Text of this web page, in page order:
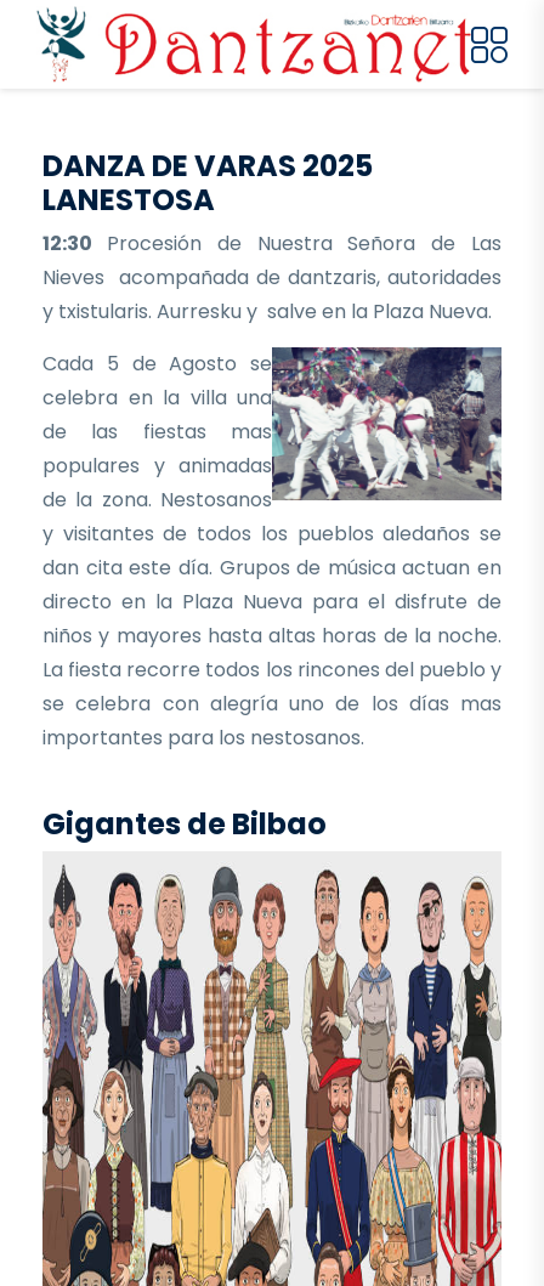
Pasar al contenido principal
DANZA DE VARAS 2025
LANESTOSA
12:30 Procesión de Nuestra Señora de Las
Nieves acompañada de dantzaris, autoridades
y txistularis. Aurresku y salve en la Plaza Nueva.
Cada 5 de Agosto se
celebra en la villa una
de las fiestas mas
populares y animadas
de la zona. Nestosanos
y visitantes de todos los pueblos aledaños se
dan cita este día. Grupos de música actuan en
directo en la Plaza Nueva para el disfrute de
niños y mayores hasta altas horas de la noche.
La fiesta recorre todos los rincones del pueblo y
se celebra con alegría uno de los días mas
importantes para los nestosanos.
Gigantes de Bilbao